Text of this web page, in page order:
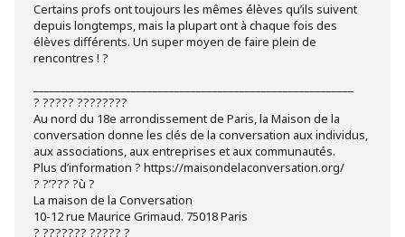
Certains profs ont toujours les mêmes élèves qu’ils suivent
depuis longtemps, mais la plupart ont à chaque fois des
élèves différents. Un super moyen de faire plein de
rencontres ! ?
? ????? ????????
Au nord du 18e arrondissement de Paris, la Maison de la
conversation donne les clés de la conversation aux individus,
aux associations, aux entreprises et aux communautés.
Plus d’information ? https://maisondelaconversation.org/
? ?’??? ?ù ?
La maison de la Conversation
10-12 rue Maurice Grimaud. 75018 Paris
? ??????? ????? ?